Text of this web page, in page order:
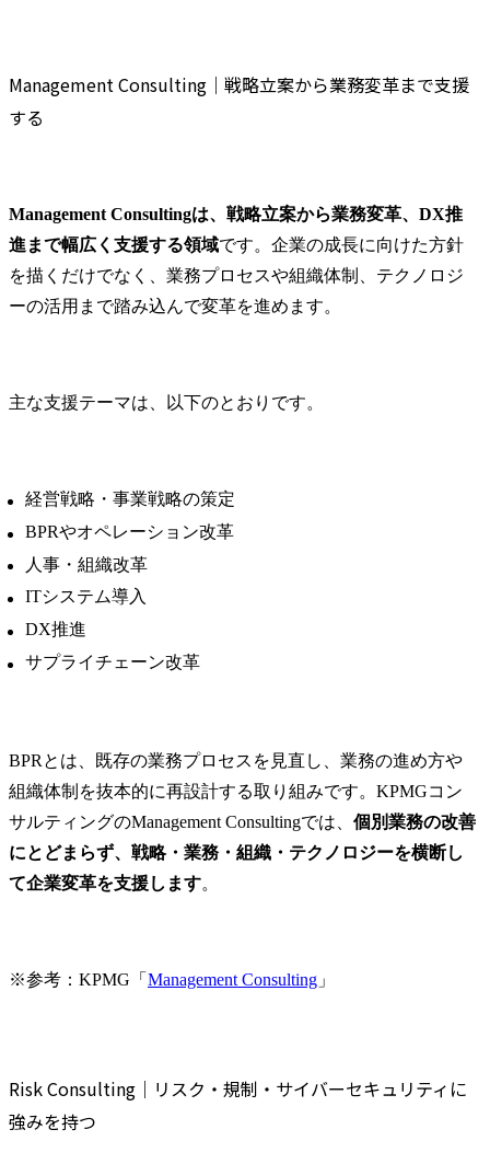
Management Consulting｜戦略立案から業務変革まで支援
する
Management Consultingは、戦略立案から業務変革、DX推
進まで幅広く支援する領域です。企業の成長に向けた方針
を描くだけでなく、業務プロセスや組織体制、テクノロジ
ーの活用まで踏み込んで変革を進めます。
主な支援テーマは、以下のとおりです。
経営戦略・事業戦略の策定
BPRやオペレーション改革
人事・組織改革
ITシステム導入
DX推進
サプライチェーン改革
BPRとは、既存の業務プロセスを見直し、業務の進め方や
組織体制を抜本的に再設計する取り組みです。KPMGコン
サルティングのManagement Consultingでは、 個別業務の改善
にとどまらず、戦略・業務・組織・テクノロジーを横断し
て企業変革を支援します。
※参考：KPMG「 Management Consulting 」
Risk Consulting｜リスク・規制・サイバーセキュリティに
強みを持つ